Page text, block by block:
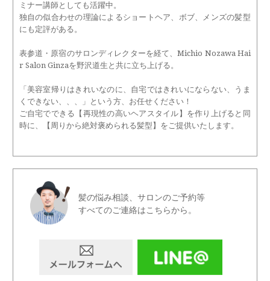
ミナー講師としても活躍中。
独自の似合わせの理論によるショートヘア、ボブ、メンズの髪型
にも定評がある。
表参道・原宿のサロンディレクターを経て、Michio Nozawa Hai
r Salon Ginzaを野沢道生と共に立ち上げる。
「美容室帰りはきれいなのに、自宅ではきれいにならない、うま
くできない、、、」という方、お任せください！
ご自宅でできる【再現性の高いヘアスタイル】を作り上げると同
時に、【周りから絶対褒められる髪型】をご提供いたします。
髪の悩み相談、サロンのご予約等
すべてのご連絡はこちらから。